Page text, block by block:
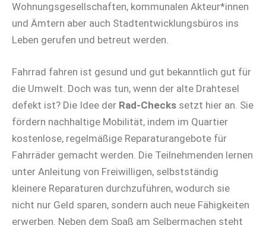
Wohnungsgesellschaften, kommunalen Akteur*innen
und Ämtern aber auch Stadtentwicklungsbüros ins
Leben gerufen und betreut werden.
Fahrrad fahren ist gesund und gut bekanntlich gut für
die Umwelt. Doch was tun, wenn der alte Drahtesel
defekt ist? Die Idee der Rad-Checks setzt hier an. Sie
fördern nachhaltige Mobilität, indem im Quartier
kostenlose, regelmäßige Reparaturangebote für
Fahrräder gemacht werden. Die Teilnehmenden lernen
unter Anleitung von Freiwilligen, selbstständig
kleinere Reparaturen durchzuführen, wodurch sie
nicht nur Geld sparen, sondern auch neue Fähigkeiten
erwerben. Neben dem Spaß am Selbermachen steht